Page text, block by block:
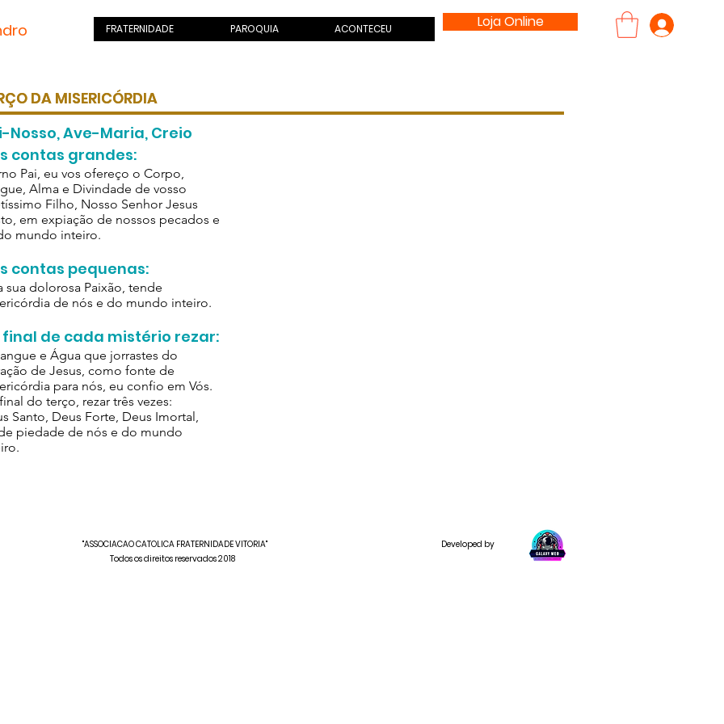
FRATERNIDADE PAROQUIA ACONTECEU Loja Online
DA MISERICÓRDIA
DA MISERICORDIA
Nosso, Ave-Maria, Creio
contas grandes:
Pai, eu vos ofereço o Corpo,
Alma e Divindade de vosso
Filho, Nosso Senhor Jesus
em expiação de nossos pecados e
mundo inteiro.
contas pequenas:
sua dolorosa Paixão, tende
de nós e do mundo inteiro.
final de cada mistério rezar:
e Água que jorrastes do
de Jesus, como fonte de
para nós, eu confio em Vós.
do terço, rezar três vezes:
Santo, Deus Forte, Deus Imortal,
piedade de nós e do mundo
"ASSOCIACAO CATOLICA FRATERNIDADE VITORIA"
Developed by
Todos os direitos reservados 2018